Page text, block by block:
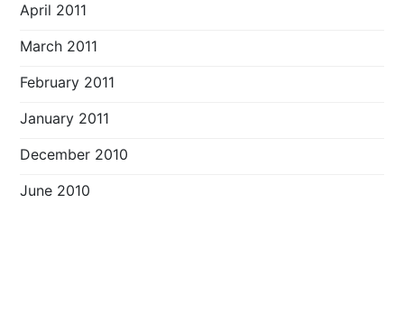
April 2011
March 2011
February 2011
January 2011
December 2010
June 2010